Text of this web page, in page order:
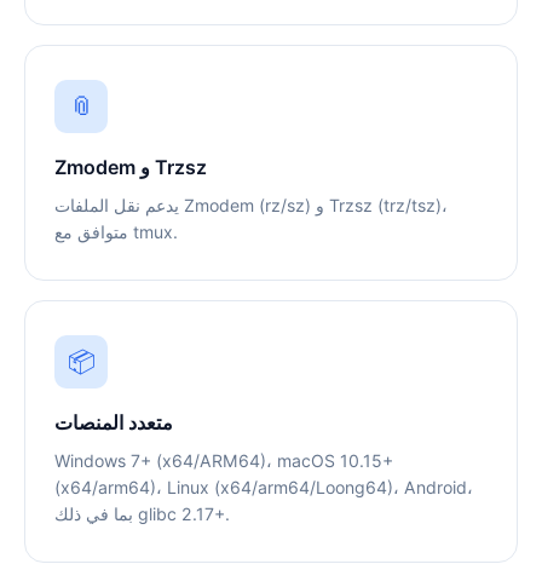
📎
Zmodem و Trzsz
يدعم نقل الملفات Zmodem (rz/sz) و Trzsz (trz/tsz)،
متوافق مع tmux.
📦
متعدد المنصات
Windows 7+ (x64/ARM64)، macOS 10.15+
(x64/arm64)، Linux (x64/arm64/Loong64)، Android،
بما في ذلك glibc 2.17+.